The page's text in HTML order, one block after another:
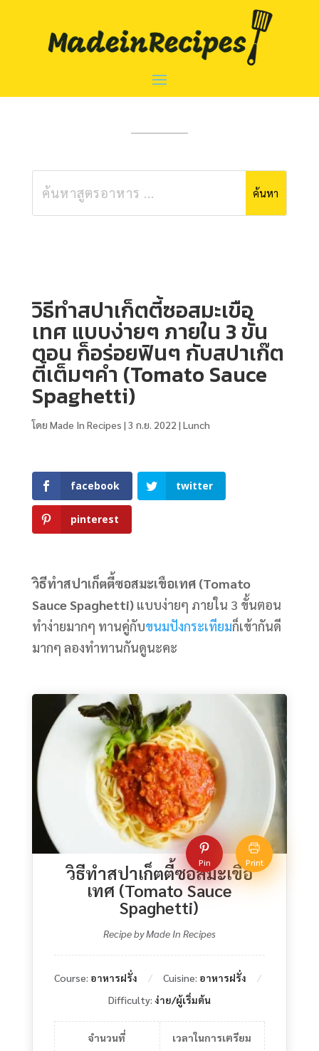
วิธีทําสปาเก็ตตี้ซอสมะเขือ
เทศ แบบง่ายๆ ภายใน 3 ขั้น
ตอน ก็อร่อยฟินๆ กับสปาเก๊ต
ตี้เต็มๆคำ (Tomato Sauce
Spaghetti)
โดย Made In Recipes | 3 ก.ย. 2022 | Lunch
facebook twitter
pinterest
วิธีทําสปาเก็ตตี้ซอสมะเขือเทศ (Tomato
Sauce Spaghetti)แบบง่ายๆ ภายใน 3 ขั้นตอน
ทำง่ายมากๆ ทานคู่กับขนมปังกระเทียมก็เข้ากันดี
มากๆ ลองทำทานกันดูนะคะ
Pin Print
วิธีทําสปาเก็ตตี้ซอสมะเขือ
เทศ (Tomato Sauce
Spaghetti)
Recipe by Made In Recipes
Course: อาหารฝรั่ง Cuisine: อาหารฝรั่ง
Difficulty: ง่าย/ผู้เริ่มต้น
จำนวนที่
เวลาในการเตรียม